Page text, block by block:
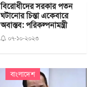
বিরোধীদের সরকার পতন
ঘটানোর চিন্তা একেবারে
অবাস্তব: পরিকল্পনামন্ত্রী
০৭-১০-২০২৩
বাংলাদেশ